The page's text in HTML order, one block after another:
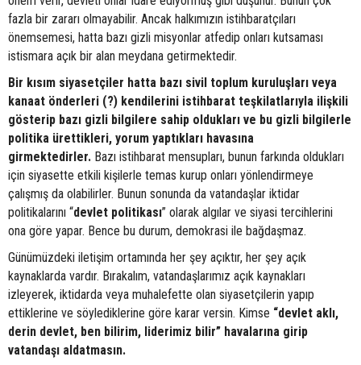
fazla bir zararı olmayabilir. Ancak halkımızın istihbaratçıları
önemsemesi, hatta bazı gizli misyonlar atfedip onları kutsaması
istismara açık bir alan meydana getirmektedir.
Bir kısım siyasetçiler hatta bazı sivil toplum kuruluşları veya
kanaat önderleri (?) kendilerini istihbarat teşkilatlarıyla ilişkili
gösterip bazı gizli bilgilere sahip oldukları ve bu gizli bilgilerle
politika ürettikleri, yorum yaptıkları havasına
girmektedirler. Bazı istihbarat mensupları, bunun farkında oldukları
için siyasette etkili kişilerle temas kurup onları yönlendirmeye
çalışmış da olabilirler. Bunun sonunda da vatandaşlar iktidar
politikalarını “devlet politikası” olarak algılar ve siyasi tercihlerini
ona göre yapar. Bence bu durum, demokrasi ile bağdaşmaz.
Günümüzdeki iletişim ortamında her şey açıktır, her şey açık
kaynaklarda vardır. Bırakalım, vatandaşlarımız açık kaynakları
izleyerek, iktidarda veya muhalefette olan siyasetçilerin yapıp
ettiklerine ve söylediklerine göre karar versin. Kimse “devlet aklı,
derin devlet, ben bilirim, liderimiz bilir” havalarına girip
vatandaşı aldatmasın.